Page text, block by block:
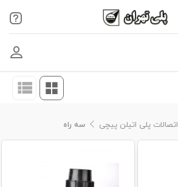
اتصالات پلی اتیلن پیچی سه راه